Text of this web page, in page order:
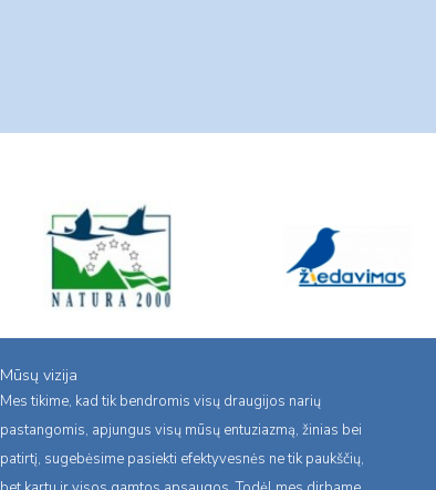
Mūsų vizija
Mes tikime, kad tik bendromis visų draugijos narių
pastangomis, apjungus visų mūsų entuziazmą, žinias bei
patirtį, sugebėsime pasiekti efektyvesnės ne tik paukščių,